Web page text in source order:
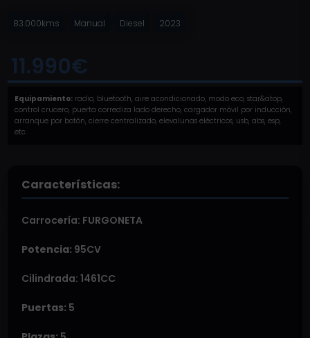
83.000kms Manual Diesel 2023
11.990€
Equipamiento: radio, bluetooth, aire acondicionado, modo eco, star&atop,
control crucero, puerta corrediza lado derecho, cargador móvil por inducción,
arranque por botón, cierre centralizado, elevalunas eléctricos, usb, abs, esp,
etc.
Características:
Carrocería: FURGONETA
Potencia: 95CV
Cilindrada: 1461CC
Puertas: 5